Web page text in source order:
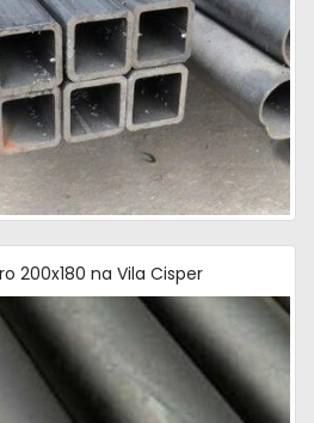
200x180 na Vila Cisper